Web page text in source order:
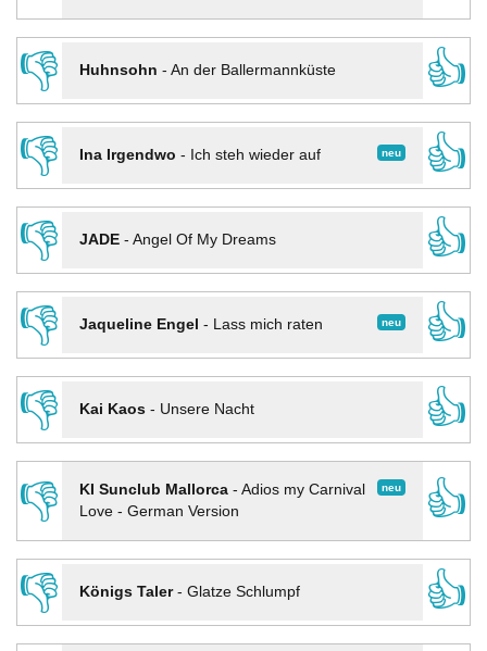
👎
Huhnsohn - An der Ballermannküste
👍
👎
neu
Ina Irgendwo - Ich steh wieder auf
👍
👎
JADE- Angel Of My Dreams
👍
👎
neu
Jaqueline Engel - Lass mich raten
👍
👎
Kai Kaos- Unsere Nacht
👍
👎
neu
KI Sunclub Mallorca- Adios my Carnival
Love - German Version
👍
👎
Königs Taler- Glatze Schlumpf
👍